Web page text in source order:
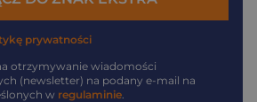
prywatności
otrzymywanie wiadomości
(newsletter) na podany e-mail na
w regulaminie